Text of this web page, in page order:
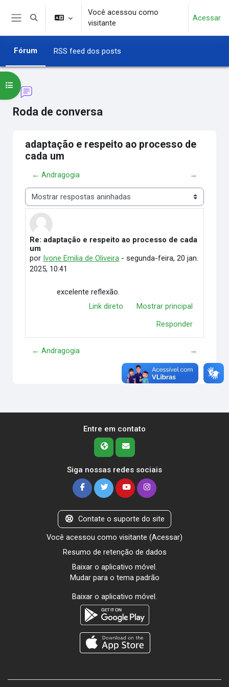
Ir para o conteúdo principal
Alternar entrada de pesquisa
Você acessou como
visitante
Acessar
Fórum RSS feed dos posts
Roda de conversa
Abrir índice do curso
adaptação e respeito ao processo de
cada um
← Andragogia →
Modo de visualização
Re: adaptação e respeito ao processo de cada
um
por Ivone Emilia de Oliveira -segunda-feira, 20 jan.
2025, 10:41
Número de respostas: 0
excelente reflexão.
Link direto
Mostrar principal
Responder
← Andragogia →
Entre em contato
Siga nossas redes sociais
Contate o suporte do site
Você acessou como visitante (Acessar)
Resumo de retenção de dados
Baixar o aplicativo móvel.
Mudar para o tema padrão
Baixar o aplicativo móvel.